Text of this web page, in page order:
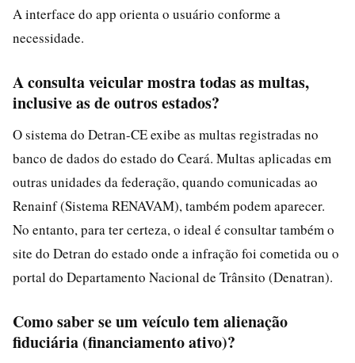
A interface do app orienta o usuário conforme a
necessidade.
A consulta veicular mostra todas as multas,
inclusive as de outros estados?
O sistema do Detran-CE exibe as multas registradas no
banco de dados do estado do Ceará. Multas aplicadas em
outras unidades da federação, quando comunicadas ao
Renainf (Sistema RENAVAM), também podem aparecer.
No entanto, para ter certeza, o ideal é consultar também o
site do Detran do estado onde a infração foi cometida ou o
portal do Departamento Nacional de Trânsito (Denatran).
Como saber se um veículo tem alienação
fiduciária (financiamento ativo)?